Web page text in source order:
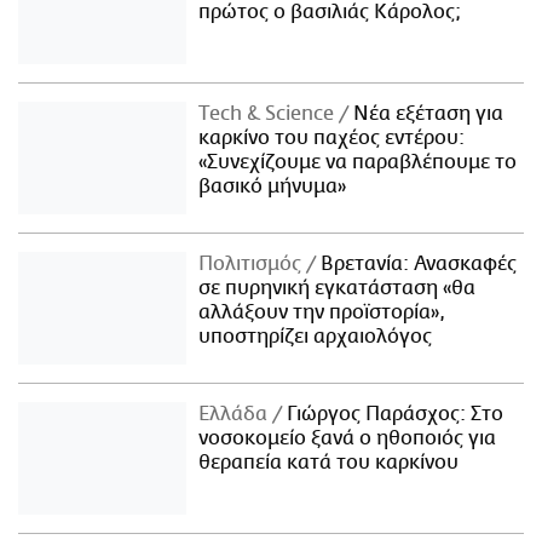
πρώτος ο βασιλιάς Κάρολος;
Τech & Science
Νέα εξέταση για
καρκίνο του παχέος εντέρου:
«Συνεχίζουμε να παραβλέπουμε το
βασικό μήνυμα»
Πολιτισμός
Βρετανία: Ανασκαφές
σε πυρηνική εγκατάσταση «θα
αλλάξουν την προϊστορία»,
υποστηρίζει αρχαιολόγος
Ελλάδα
Γιώργος Παράσχος: Στο
νοσοκομείο ξανά ο ηθοποιός για
θεραπεία κατά του καρκίνου